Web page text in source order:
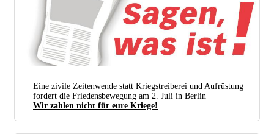
Eine zivile Zeitenwende statt Kriegstreiberei und Aufrüstung
fordert die Friedensbewegung am 2. Juli in Berlin
Wir zahlen nicht für eure Kriege!